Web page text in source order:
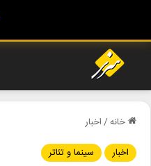
خانه/اخبار
اخبار
سینما و تئاتر